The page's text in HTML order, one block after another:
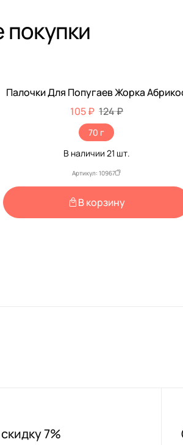
-15%
Палочки Для Попугаев Жорка
105 ₽ 124 ₽
70 г
В наличии 21 шт.
Артикул: 10967
В корзину
7%